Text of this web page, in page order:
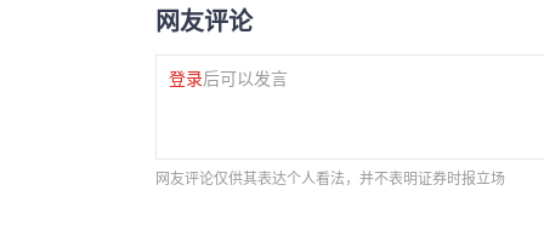
网友评论
登录后可以发言
网友评论仅供其表达个人看法，并不表明证券时报立场